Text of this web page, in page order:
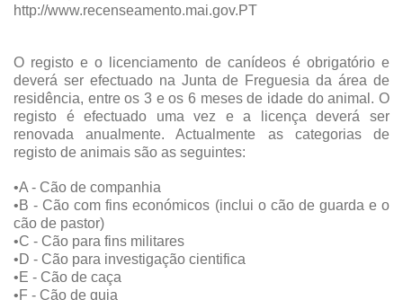
http://www.recenseamento.mai.gov.PT
O registo e o licenciamento de canídeos é obrigatório e
deverá ser efectuado na Junta de Freguesia da área de
residência, entre os 3 e os 6 meses de idade do animal. O
registo é efectuado uma vez e a licença deverá ser
renovada anualmente. Actualmente as categorias de
registo de animais são as seguintes:
•A - Cão de companhia
•B - Cão com fins económicos (inclui o cão de guarda e o
cão de pastor)
•C - Cão para fins militares
•D - Cão para investigação cientifica
•E - Cão de caça
•F - Cão de guia